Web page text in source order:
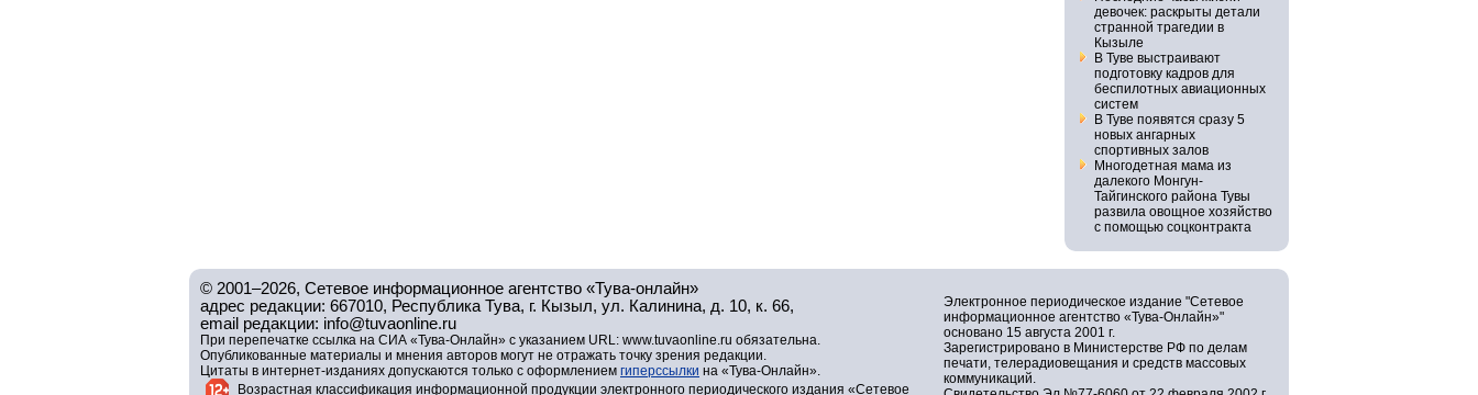
девочек: раскрыты детали
странной трагедии в
Кызыле
В Туве выстраивают
подготовку кадров для
беспилотных авиационных
систем
В Туве появятся сразу 5
новых ангарных
спортивных залов
Многодетная мама из
далекого Монгун-
Тайгинского района Тувы
развила овощное хозяйство
с помощью соцконтракта
© 2001–2026, Сетевое информационное агентство «Тува-онлайн»
адрес редакции: 667010, Республика Тува, г. Кызыл, ул. Калинина, д. 10, к. 66,
email редакции: info@tuvaonline.ru
При перепечатке ссылка на СИА «Тува-Онлайн» с указанием URL: www.tuvaonline.ru обязательна.
Опубликованные материалы и мнения авторов могут не отражать точку зрения редакции.
Цитаты в интернет-изданиях допускаются только с оформлением гиперссылки на «Тува-Онлайн».
Возрастная классификация информационной продукции электронного периодического издания «Сетевое
Электронное периодическое издание "Сетевое
информационное агентство «Тува-Онлайн»"
основано 15 августа 2001 г.
Зарегистрировано в Министерстве РФ по делам
печати, телерадиовещания и средств массовых
коммуникаций.